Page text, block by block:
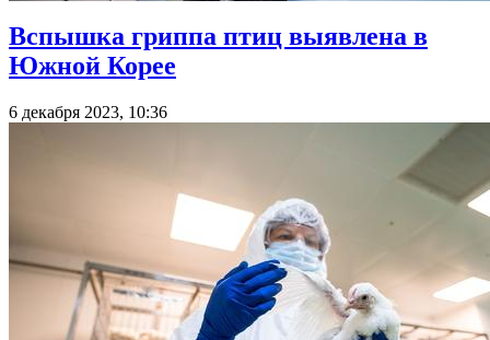
Вспышка гриппа птиц выявлена в
Южной Корее
6 декабря 2023, 10:36